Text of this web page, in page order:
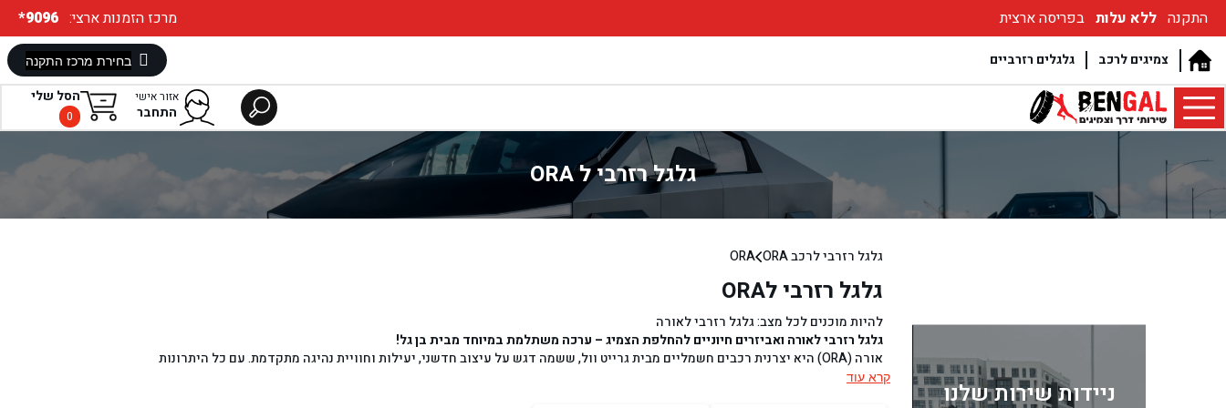
*9096 :מרכז הזמנות ארצי התקנה ללא עלות בפריסה ארצית
גלגלים רזרביים
צמיגים לרכב
הסל שלי
0
אזור אישי
התחבר
גלגל רזרבי ל ORA
ניידות שירות שלנו
גלגל רזרבי לרכב ORA ORA
גלגל רזרבי לORA
להיות מוכנים לכל מצב: גלגל רזרבי לאורה
גלגל רזרבי לאורה ואביזרים חיוניים להחלפת הצמיג – ערכה משתלמת במיוחד מבית בן גל!
אורה (ORA) היא יצרנית רכבים חשמליים מבית גרייט וול, ששמה דגש על עיצוב חדשני, יעילות וחוויית נהיגה מתקדמת. עם כל היתרונות
של רכב חשמלי חכם, גם כאן אין פתרון קסם למקרה של פנצ'ר בגלגל – ואם אין לכם גלגל ספייר בבגאז', אתם עלולים למצוא את עצמכם
קרא עוד